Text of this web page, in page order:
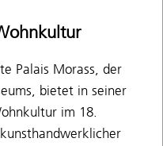
Palais Morass, der
bietet in seiner
im 18.